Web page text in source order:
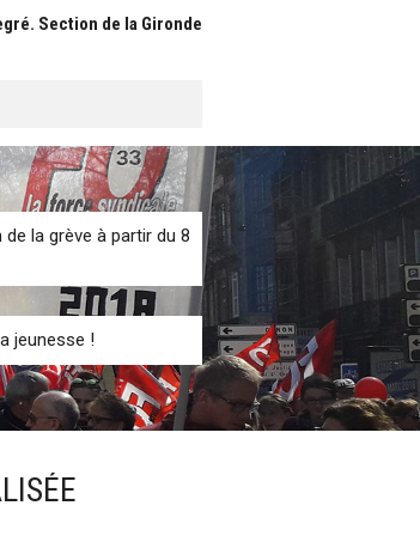
Section de la Gironde
la grève à partir du 8
jeunesse !